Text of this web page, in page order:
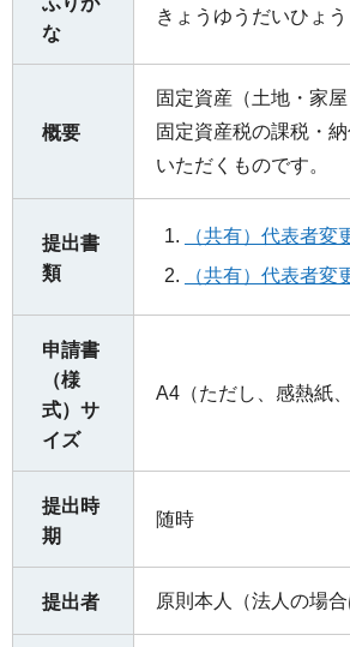
な
きょうゆうだいひょ
概要
固定資産（土地・家
固定資産税の課税・
いただくものです。
提出書
類
（共有）代表者
（共有）代表者
申請書
（様
式）サ
イズ
A4（ただし、感熱紙
提出時
期
随時
提出者 原則本人（法人の場合